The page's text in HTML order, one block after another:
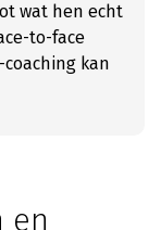
wat hen echt
to-face
kan
en